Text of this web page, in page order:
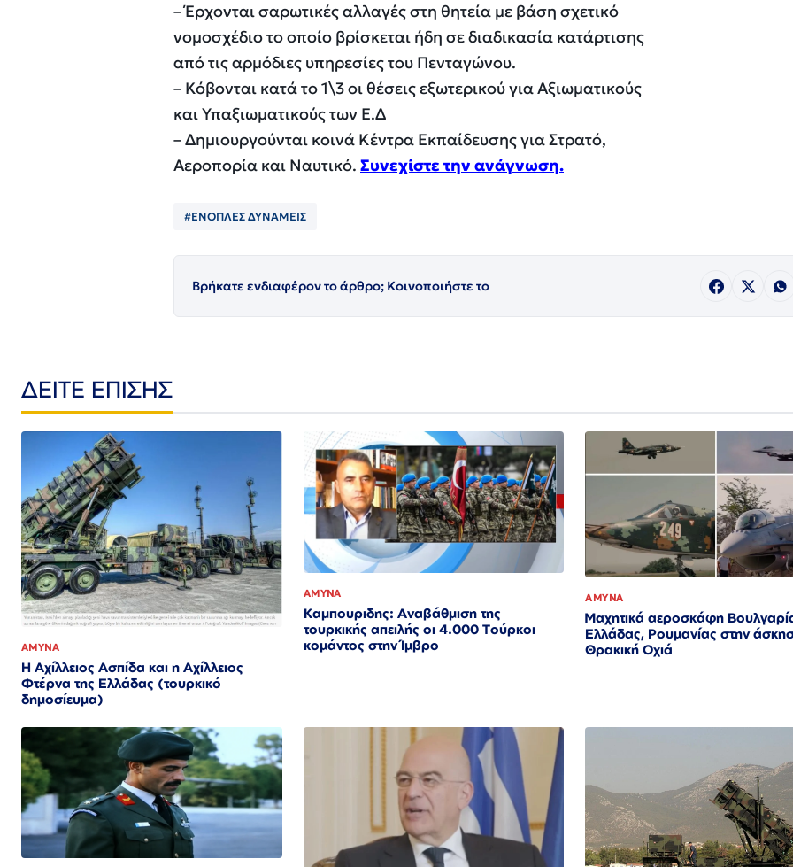
– Έρχονται σαρωτικές αλλαγές στη θητεία με βάση σχετικό
νομοσχέδιο το οποίο βρίσκεται ήδη σε διαδικασία κατάρτισης
από τις αρμόδιες υπηρεσίες του Πενταγώνου.
– Κόβονται κατά το 1\3 οι θέσεις εξωτερικού για Αξιωματικούς
και Υπαξιωματικούς των Ε.Δ
– Δημιουργούνται κοινά Κέντρα Εκπαίδευσης για Στρατό,
Αεροπορία και Ναυτικό. Συνεχίστε την ανάγνωση.
#ΕΝΟΠΛΕΣ ΔΥΝΑΜΕΙΣ
Βρήκατε ενδιαφέρον το άρθρο; Κοινοποιήστε το
ΔΕΙΤΕ ΕΠΙΣΗΣ
ΑΜΥΝΑ
Η Αχίλλειος Ασπίδα και η Αχίλλειος
Φτέρνα της Ελλάδας (τουρκικό
δημοσίευμα)
ΑΜΥΝΑ
Καμπουριδης: Αναβάθμιση της
τουρκικής απειλής οι 4.000 Τούρκοι
κομάντος στην Ίμβρο
ΑΜΥΝΑ
Μαχητικά αεροσκάφη
Ελλάδας, Ρουμανίας στην
Θρακική Οχιά